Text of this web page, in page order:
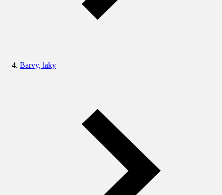
Barvy, laky